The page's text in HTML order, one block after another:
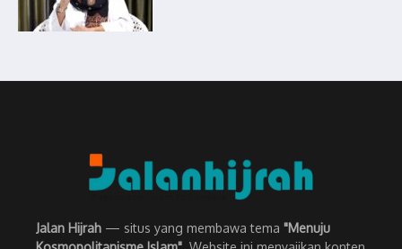
Jalan Hijrah — situs yang membawa tema "Menuju